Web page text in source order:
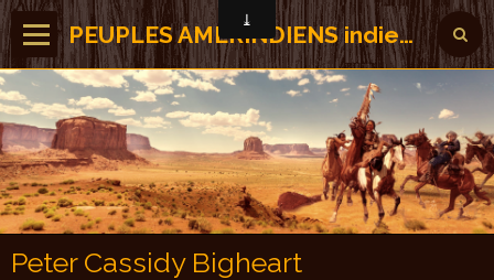
PEUPLES AMERINDIENS indiens des Amérique
Peter Cassidy Bigheart